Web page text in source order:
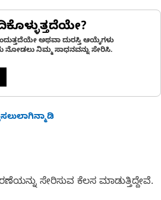
ಅಥವಾ ದುರಸ್ತಿ ಆಯ್ಕೆಗಳು
ನಿಮ್ಮ ಸಾಧನವನ್ನು ಸೇರಿಸಿ.
ಸೇರಿಸುವ ಕೆಲಸ ಮಾಡುತ್ತಿದ್ದೇವೆ.